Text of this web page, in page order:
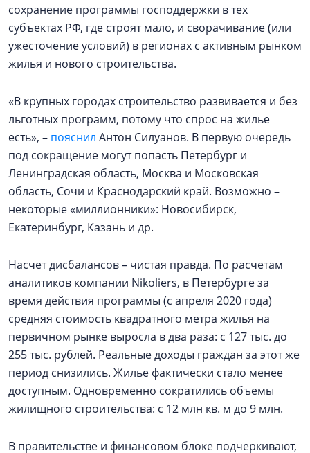
сохранение программы господдержки в тех
субъектах РФ, где строят мало, и сворачивание (или
ужесточение условий) в регионах с активным рынком
жилья и нового строительства.
«В крупных городах строительство развивается и без
льготных программ, потому что спрос на жилье
есть», – пояснил Антон Силуанов. В первую очередь
под сокращение могут попасть Петербург и
Ленинградская область, Москва и Московская
область, Сочи и Краснодарский край. Возможно –
некоторые «миллионники»: Новосибирск,
Екатеринбург, Казань и др.
Насчет дисбалансов – чистая правда. По расчетам
аналитиков компании Nikoliers, в Петербурге за
время действия программы (с апреля 2020 года)
средняя стоимость квадратного метра жилья на
первичном рынке выросла в два раза: с 127 тыс. до
255 тыс. рублей. Реальные доходы граждан за этот же
период снизились. Жилье фактически стало менее
доступным. Одновременно сократились объемы
жилищного строительства: с 12 млн кв. м до 9 млн.
В правительстве и финансовом блоке подчеркивают,